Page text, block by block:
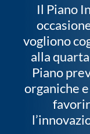
Il Piano
vogliono
alla
Piano
organiche